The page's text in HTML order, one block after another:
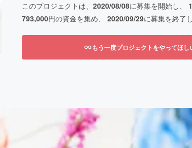
このプロジェクトは、 2020/08/08に募集を開始し、
793,000円の資金を集め、 2020/09/29に募集を終了
もう一度プロジェクトをやってほし